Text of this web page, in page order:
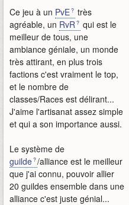
Ce jeu à un PvE
très
agréable, un RvR
qui est le
meilleur de tous, une
ambiance géniale, un monde
très attirant, en plus trois
factions c'est vraiment le top,
et le nombre de
classes/Races est délirant...
J'aime l'artisanat assez simple
et qui a son importance aussi.
Le système de
guilde /alliance est le meilleur
que j'ai connu, pouvoir allier
20 guildes ensemble dans une
alliance c'est juste génial...